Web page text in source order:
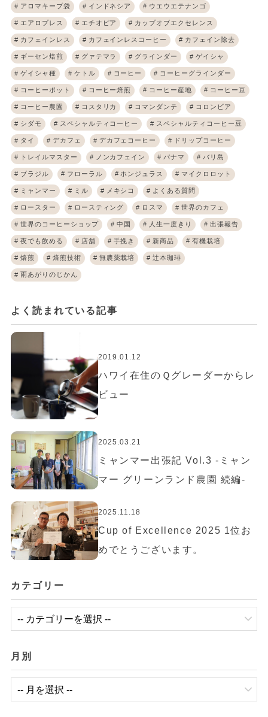
アロマキープ袋 インドネシア ウエウエテナンゴ
エアロプレス エチオピア カップオブエクセレンス
カフェインレス カフェインレスコーヒー カフェイン除去
ギーセン焙煎 グァテマラ グラインダー ゲイシャ
ゲイシャ種 ケトル コーヒー コーヒーグラインダー
コーヒーポット コーヒー焙煎 コーヒー産地 コーヒー豆
コーヒー農園 コスタリカ コマンダンテ コロンビア
シダモ スペシャルティコーヒー スペシャルティコーヒー豆
タイ デカフェ デカフェコーヒー ドリップコーヒー
トレイルマスター ノンカフェイン パナマ バリ島
ブラジル フローラル ホンジュラス マイクロロット
ミャンマー ミル メキシコ よくある質問
ロースター ロースティング ロスマ 世界のカフェ
世界のコーヒーショップ 中国 人生一度きり 出張報告
夜でも飲める 店舗 手挽き 新商品 有機栽培
焙煎 焙煎技術 無農薬栽培 辻本珈琲
雨あがりのじかん
よく読まれている記事
2019.01.12
ハワイ在住のＱグレーダーからレ
ビュー
2025.03.21
ミャンマー出張記 Vol.3 -ミャン
マー グリーンランド農園 続編-
2025.11.18
Cup of Excellence 2025 1位お
めでとうございます。
カテゴリー
月別